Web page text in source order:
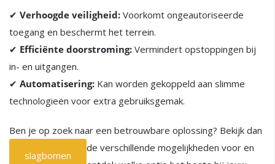
✔ Verhoogde veiligheid: Voorkomt ongeautoriseerde
toegang en beschermt het terrein.
✔ Efficiënte doorstroming: Vermindert opstoppingen bij
in- en uitgangen.
✔ Automatisering: Kan worden gekoppeld aan slimme
technologieën voor extra gebruiksgemak.
Ben je op zoek naar een betrouwbare oplossing? Bekijk dan
de verschillende mogelijkheden voor
slagbomen
en